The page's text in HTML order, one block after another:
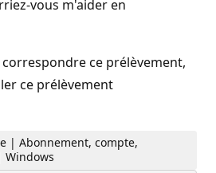
vous m'aider en
ce prélèvement,
ce prélèvement
| Abonnement, compte,